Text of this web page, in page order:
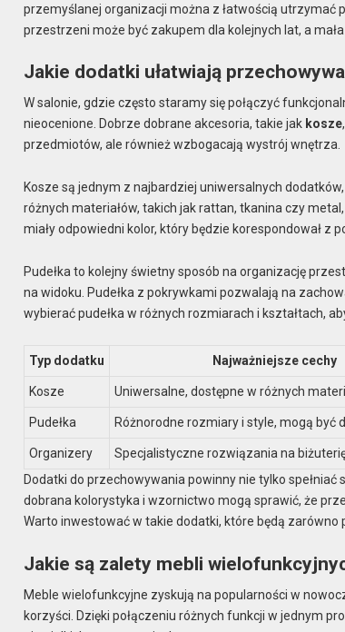
przemyślanej organizacji można z łatwością
przestrzeni może być zakupem dla kolejnych lat, a
Jakie dodatki ułatwiają
W salonie, gdzie często staramy się połączyć
nieocenione. Dobrze dobrane akcesoria, takie jak kosze,
przedmiotów, ale również wzbogacają wystrój wnętrza.
Kosze są jednym z najbardziej uniwersalnych
różnych materiałów, takich jak rattan, tkanina czy
miały odpowiedni kolor, który będzie korespondował z
Pudełka to kolejny świetny sposób na organizację
na widoku. Pudełka z pokrywkami pozwalają na
wybierać pudełka w różnych rozmiarach i kształtach,
Typ dodatku Najważniejsze cechy
Kosze Uniwersalne, dostępne w różnych
Pudełka Różnorodne rozmiary i style, mogą być
Organizery Specjalistyczne rozwiązania na
Dodatki do przechowywania powinny nie tylko
dobrana kolorystyka i wzornictwo mogą sprawić, że
Warto inwestować w takie dodatki, które będą
Jakie są zalety mebli
Meble wielofunkcyjne zyskują na popularności w
korzyści. Dzięki połączeniu różnych funkcji w jednym